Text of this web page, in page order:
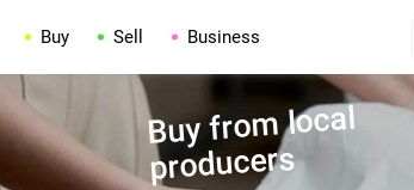
Buy Sell Business
Buy from local
producers